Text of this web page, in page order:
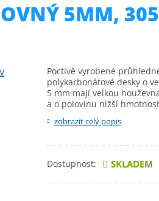
5MM,
Poctivě vyrobené
polykarbonátové desky o
5 mm mají velkou
a o polovinu nižší
zobrazit celý popis
Dostupnost: SKLADEM